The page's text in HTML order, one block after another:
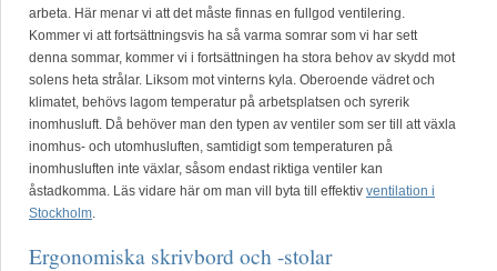
arbeta. Här menar vi att det måste finnas en fullgod ventilering.
Kommer vi att fortsättningsvis ha så varma somrar som vi har sett
denna sommar, kommer vi i fortsättningen ha stora behov av skydd mot
solens heta strålar. Liksom mot vinterns kyla. Oberoende vädret och
klimatet, behövs lagom temperatur på arbetsplatsen och syrerik
inomhusluft. Då behöver man den typen av ventiler som ser till att växla
inomhus- och utomhusluften, samtidigt som temperaturen på
inomhusluften inte växlar, såsom endast riktiga ventiler kan
åstadkomma. Läs vidare här om man vill byta till effektiv ventilation i
Stockholm.
Ergonomiska skrivbord och -stolar